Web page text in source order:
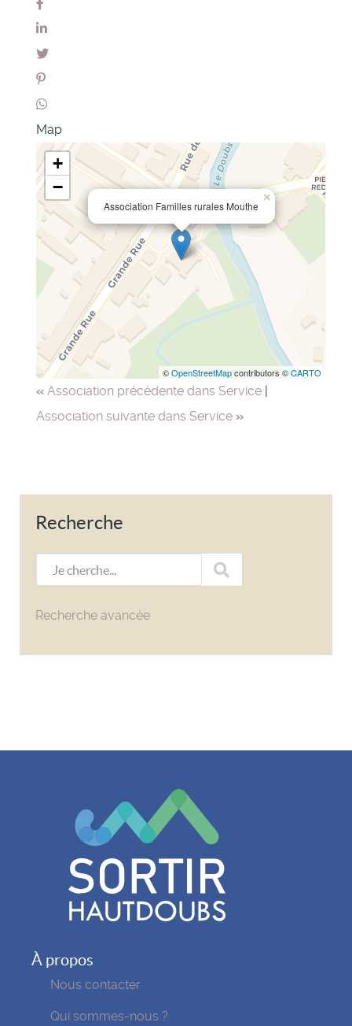
Map
Association Familles rurales Mouthe
×
+
−
©OpenStreetMapcontributors ©CARTO
« Association précédente dans Service |
Association suivante dans Service »
Recherche
Je cherche...
Recherche avancée
À propos
Nous contacter
Qui sommes-nous ?